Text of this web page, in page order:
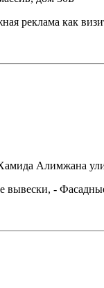
реклама как
Алимжана
-